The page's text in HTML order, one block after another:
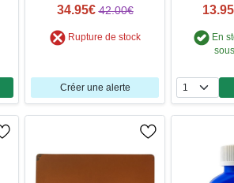
34.95€ 42.00€
Rupture de stock
Créer une alerte
En